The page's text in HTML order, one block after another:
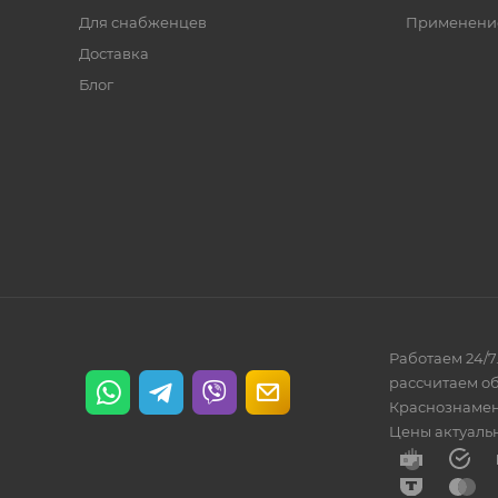
Для снабженцев
Доставка
Блог
Работаем 24/
рассчитаем
Цены